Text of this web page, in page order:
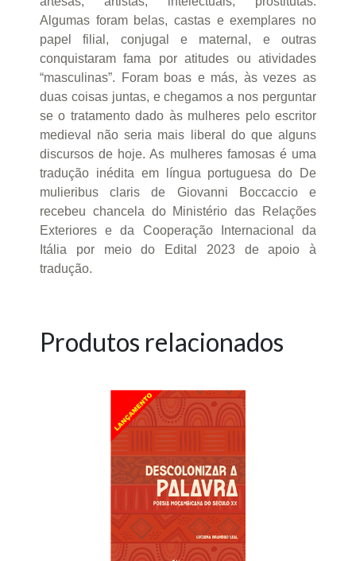
Algumas foram belas, castas e exemplares no
papel filial, conjugal e maternal, e outras
conquistaram fama por atitudes ou atividades
“masculinas”. Foram boas e más, às vezes as
duas coisas juntas, e chegamos a nos perguntar
se o tratamento dado às mulheres pelo escritor
medieval não seria mais liberal do que alguns
discursos de hoje. As mulheres famosas é uma
tradução inédita em língua portuguesa do De
mulieribus claris de Giovanni Boccaccio e
recebeu chancela do Ministério das Relações
Exteriores e da Cooperação Internacional da
Itália por meio do Edital 2023 de apoio à
tradução.
Produtos relacionados